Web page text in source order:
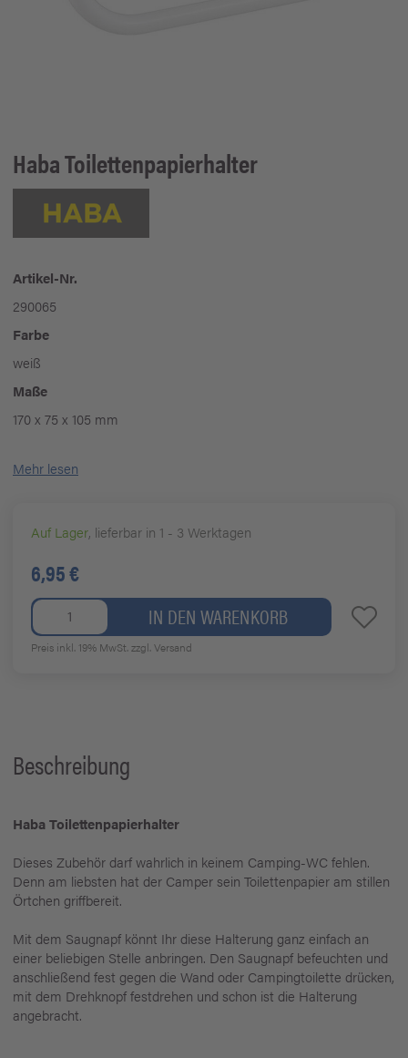
HabaToilettenpapierhalter
Artikel-Nr.
290065
Farbe
weiß
Maße
170 x 75 x 105 mm
Mehr lesen
Auf Lager, lieferbar in 1 - 3 Werktagen
6,95 €
IN DEN WARENKORB
Preis inkl. 19% MwSt.zzgl. Versand
Beschreibung
Haba Toilettenpapierhalter
Dieses Zubehör darf wahrlich in keinem Camping-WC fehlen.
Denn am liebsten hat der Camper sein Toilettenpapier am stillen
Örtchen griffbereit.
Mit dem Saugnapf könnt Ihr diese Halterung ganz einfach an
einer beliebigen Stelle anbringen. Den Saugnapf befeuchten und
anschließend fest gegen die Wand oder Campingtoilette drücken,
mit dem Drehknopf festdrehen und schon ist die Halterung
angebracht.